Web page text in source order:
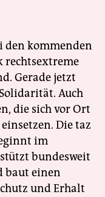
den kommenden
rechtsextreme
Gerade jetzt
Auch
die sich vor Ort
Die taz
im
bundesweit
baut einen
und Erhalt